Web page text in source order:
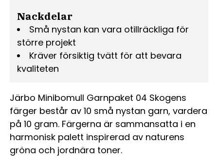
Järbo Minibomull Garnpaket 04 Skogens
färger består av 10 små nystan garn, vardera
på 10 gram. Färgerna är sammansatta i en
harmonisk palett inspirerad av naturens
gröna och jordnära toner.
Nackdelar
Små nystan kan vara otillräckliga för
större projekt
Kräver försiktig tvätt för att bevara
kvaliteten